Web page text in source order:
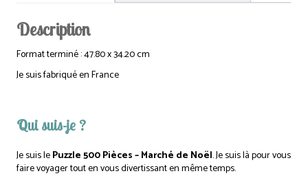
Description
Format terminé : 47.80 x 34.20 cm
Je suis fabriqué en France
Qui suis-je ?
Je suis lePuzzle 500 Pièces – Marché de Noël. Je suis là pour vous
faire voyager tout en vous divertissant en même temps.